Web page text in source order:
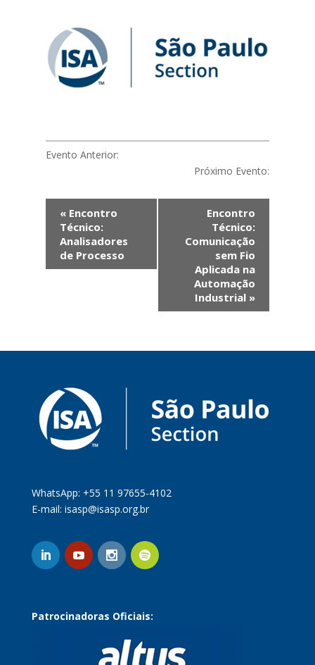
Evento Anterior:
Próximo Evento:
Evento
Navegação
«Encontro
Técnico:
Analisadores
de Processo
Encontro
Técnico:
Comunicação
sem Fio
Aplicada na
Automação
Industrial »
WhatsApp: +55 11 97655-4102
E-mail: isasp@isasp.org.br
Patrocinadoras Oficiais: